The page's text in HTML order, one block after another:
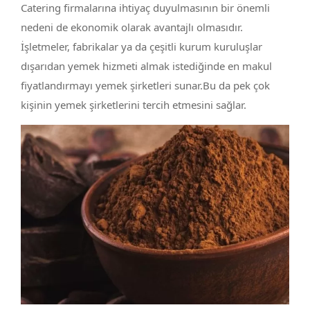
Catering firmalarına ihtiyaç duyulmasının bir önemli
nedeni de ekonomik olarak avantajlı olmasıdır.
İşletmeler, fabrikalar ya da çeşitli kurum kuruluşlar
dışarıdan yemek hizmeti almak istediğinde en makul
fiyatlandırmayı yemek şirketleri sunar.Bu da pek çok
kişinin yemek şirketlerini tercih etmesini sağlar.